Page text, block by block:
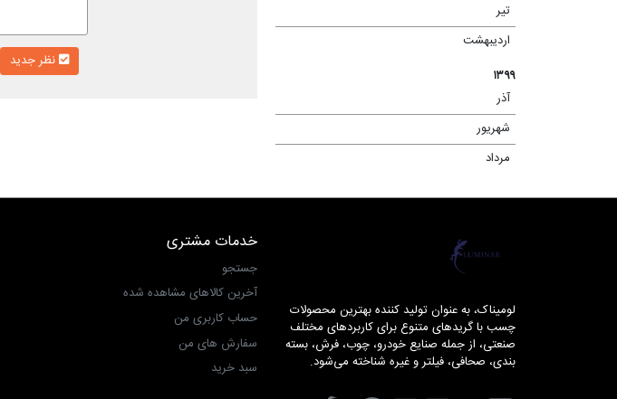
تیر
اردیبهشت
۱۳۹۹
آذر
شهریور
مرداد
نظر جدید
لومیناک
لومیناک، به عنوان تولید کننده بهترین محصولات
چسب با گریدهای متنوع برای کاربردهای مختلف
صنعتی، از جمله صنایع خودرو، چوب، فرش، بسته
بندی، صحافی، فیلتر و غیره شناخته می‌شود.
خدمات مشتری
جستجو
آخرین کالاهای مشاهده شده
حساب کاربری من
سفارش های من‎
سبد خرید